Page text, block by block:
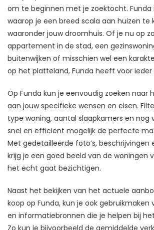
om te beginnen met je zoektocht.
waarop je een breed scala aan huizen te
waaronder jouw droomhuis. Of je nu op
appartement in de stad, een
buitenwijken of misschien wel een
op het platteland, Funda heeft voor ieder
Op Funda kun je eenvoudig zoeken naar
aan jouw specifieke wensen en eisen.
type woning, aantal slaapkamers en nog
snel en efficiënt mogelijk de perfecte
Met gedetailleerde foto’s,
krijg je een goed beeld van de woningen
het echt gaat bezichtigen.
Naast het bekijken van het actuele
koop op Funda, kun je ook gebruikmaken
en informatiebronnen die je helpen bij
Zo kun je bijvoorbeeld de gemiddelde